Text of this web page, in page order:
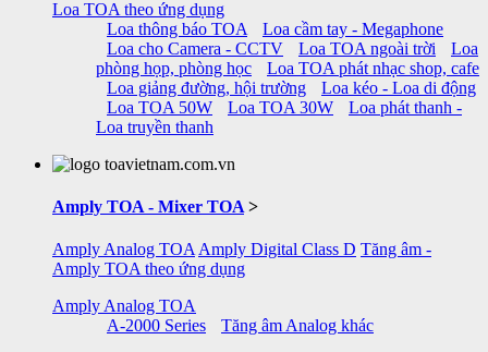
Loa TOA theo ứng dụng
Loa thông báo TOA
Loa cầm tay - Megaphone
Loa cho Camera - CCTV
Loa TOA ngoài trời
Loa
phòng họp, phòng học
Loa TOA phát nhạc shop, cafe
Loa giảng đường, hội trường
Loa kéo - Loa di động
Loa TOA 50W
Loa TOA 30W
Loa phát thanh -
Loa truyền thanh
Amply TOA - Mixer TOA >
Amply Analog TOA Amply Digital Class D Tăng âm -
Amply TOA theo ứng dụng
Amply Analog TOA
A-2000 Series
Tăng âm Analog khác